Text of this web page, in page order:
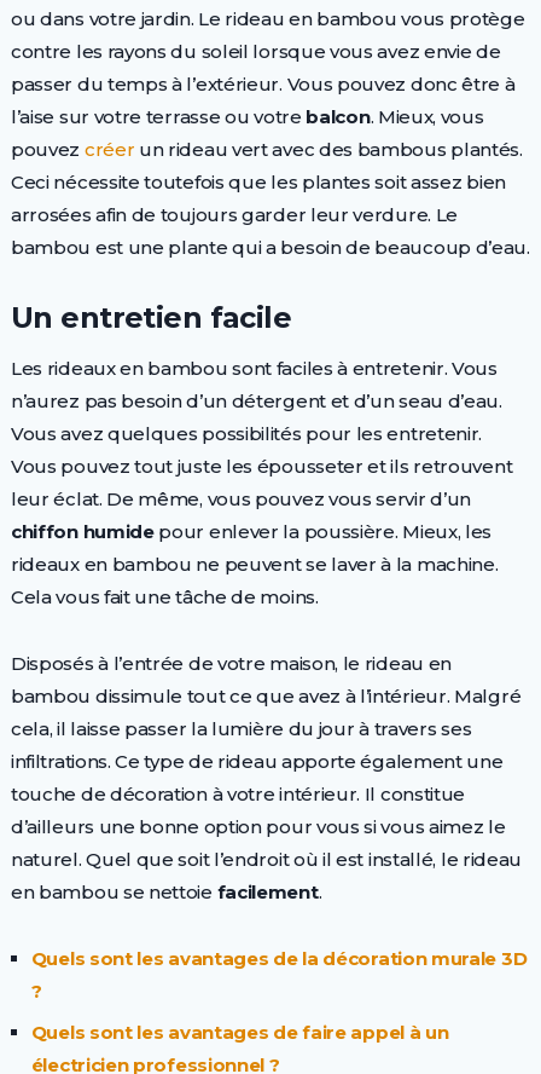
ou dans votre jardin. Le rideau en bambou vous protège
contre les rayons du soleil lorsque vous avez envie de
passer du temps à l’extérieur. Vous pouvez donc être à
l’aise sur votre terrasse ou votre balcon. Mieux, vous
pouvez créer un rideau vert avec des bambous plantés.
Ceci nécessite toutefois que les plantes soit assez bien
arrosées afin de toujours garder leur verdure. Le
bambou est une plante qui a besoin de beaucoup d’eau.
Un entretien facile
Les rideaux en bambou sont faciles à entretenir. Vous
n’aurez pas besoin d’un détergent et d’un seau d’eau.
Vous avez quelques possibilités pour les entretenir.
Vous pouvez tout juste les épousseter et ils retrouvent
leur éclat. De même, vous pouvez vous servir d’un
chiffon humidepour enlever la poussière. Mieux, les
rideaux en bambou ne peuvent se laver à la machine.
Cela vous fait une tâche de moins.
Disposés à l’entrée de votre maison, le rideau en
bambou dissimule tout ce que avez à l’intérieur. Malgré
cela, il laisse passer la lumière du jour à travers ses
infiltrations. Ce type de rideau apporte également une
touche de décoration à votre intérieur. Il constitue
d’ailleurs une bonne option pour vous si vous aimez le
naturel. Quel que soit l’endroit où il est installé, le rideau
en bambou se nettoie facilement.
Quels sont les avantages de la décoration murale 3D
?
Quels sont les avantages de faire appel à un
électricien professionnel ?